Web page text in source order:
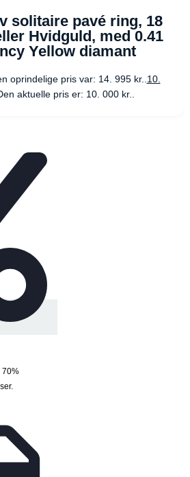
solitaire pavé ring, 18
Hvidguld, med 0.41
Yellow diamant
oprindelige pris var: 14. 995 kr.. 10.
aktuelle pris er: 10. 000 kr..
70%